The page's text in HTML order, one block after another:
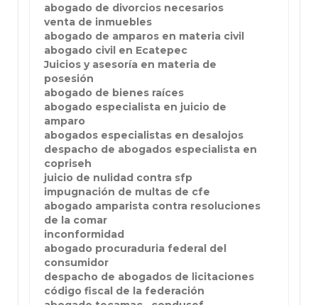
abogado de divorcios necesarios
venta de inmuebles
abogado de amparos en materia civil
abogado civil en Ecatepec
Juicios y asesoría en materia de
posesión
abogado de bienes raíces
abogado especialista en juicio de
amparo
abogados especialistas en desalojos
despacho de abogados especialista en
copriseh
juicio de nulidad contra sfp
impugnación de multas de cfe
abogado amparista contra resoluciones
de la comar
inconformidad
abogado procuraduria federal del
consumidor
despacho de abogados de licitaciones
código fiscal de la federación